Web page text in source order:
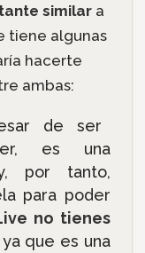
similara
tiene algunas
hacerte
ambas:
de ser
es una
por tanto,
para poder
no tienes
ya que es una